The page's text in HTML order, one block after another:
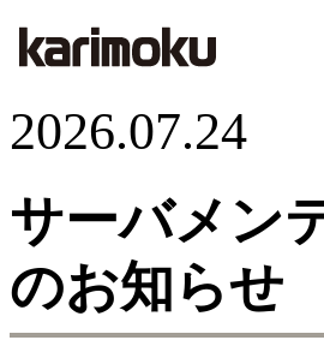
2026.07.24
サーバメン
のお知らせ